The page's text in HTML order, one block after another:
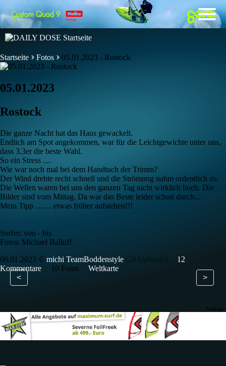
Startseite Fotos 05.01.2023 - Rostock
05.01.2023
Rostock
Die ganze Nacht hat das Haus gewackelt.
Endlich am Spot angekommen, war für die Leichtgewichte unter uns,
dass 3.3er die beste Wahl.
So ein Stress ....
Wie war noch mal bei dem Handtuch der Trimm?
Der Wind drehte recht schnell und die Strömung nahm ordentlich zu.
Die Wellen waren bei uns den ganzen Tag nicht wirklich hoch. Die
Bilder sind vom Mittag. Da war das Beste leider schon durch...
Mein Tipp …… etwas früher aufstehen!!!
Surfer: von - bis
Fotos: Michael Balluff
06.01.2023 © michi TeamBoddenstyle (28 Uploads)
12
Kommentare
10 Fotos
Weltkarte
<
>